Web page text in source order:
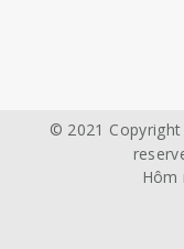
© 2021
Hôm